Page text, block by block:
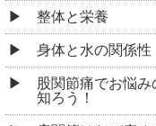
整体と栄養
身体と水の関係性
股関節痛でお悩
知ろう！